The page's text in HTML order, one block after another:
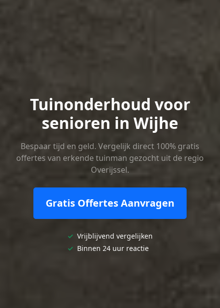
Tuinonderhoud voor
senioren in Wijhe
Bespaar tijd en geld. Vergelijk direct 100% gratis
offertes van erkende tuinman gezocht uit de regio
Overijssel.
Gratis Offertes Aanvragen
✓ Vrijblijvend vergelijken
✓ Binnen 24 uur reactie